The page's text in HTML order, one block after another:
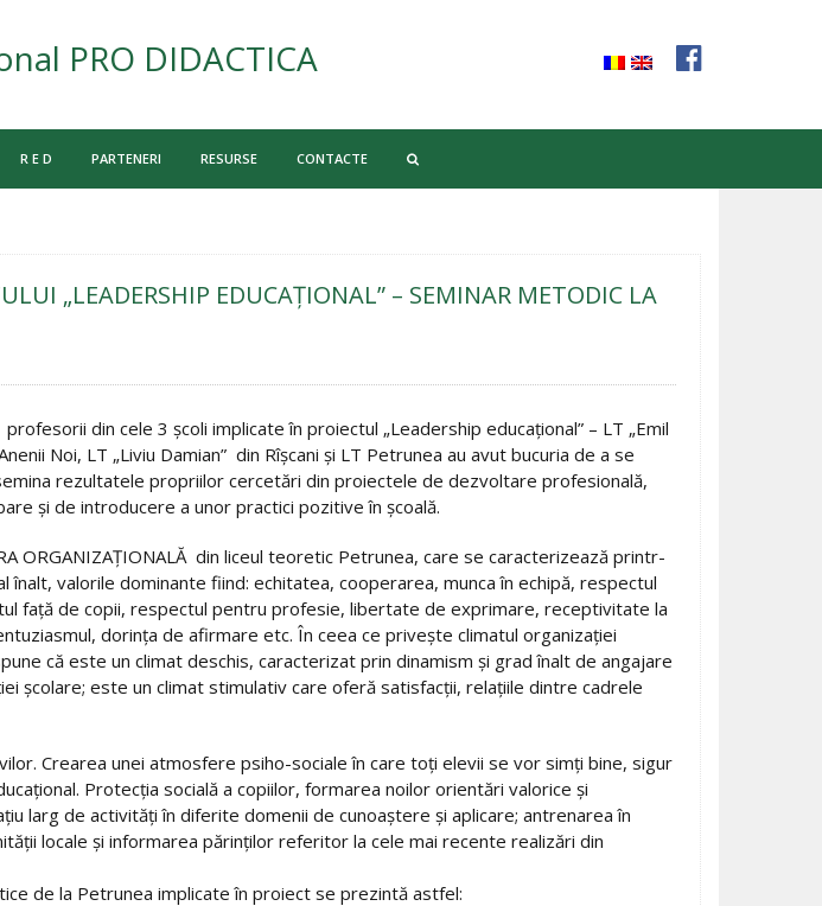
PRO DIDACTICA
R E D PARTENERI RESURSE CONTACTE
„LEADERSHIP EDUCAŢIONAL” – SEMINAR METODIC LA
din cele 3 şcoli implicate în proiectul „Leadership educaţional” – LT „Emil
Noi, LT „Liviu Damian” din Rîşcani şi LT Petrunea au avut bucuria de a se
rezultatele propriilor cercetări din proiectele de dezvoltare profesională,
şi de introducere a unor practici pozitive în şcoală.
ORGANIZAŢIONALĂ din liceul teoretic Petrunea, care se caracterizează printr-
înalt, valorile dominante fiind: echitatea, cooperarea, munca în echipă, respectul
faţă de copii, respectul pentru profesie, libertate de exprimare, receptivitate la
dorinţa de afirmare etc. În ceea ce priveşte climatul organizaţiei
că este un climat deschis, caracterizat prin dinamism şi grad înalt de angajare
şcolare; este un climat stimulativ care oferă satisfacţii, relaţiile dintre cadrele
Crearea unei atmosfere psiho-sociale în care toţi elevii se vor simţi bine, sigur
Protecţia socială a copiilor, formarea noilor orientări valorice şi
larg de activităţi în diferite domenii de cunoaştere şi aplicare; antrenarea în
locale şi informarea părinţilor referitor la cele mai recente realizări din
de la Petrunea implicate în proiect se prezintă astfel: